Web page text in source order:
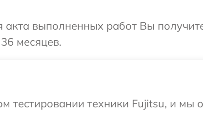
акта выполненных работ Вы
месяцев.
тестировании техники Fujitsu, и мы